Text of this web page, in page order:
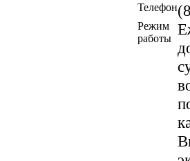
Телефон
Режим
работы